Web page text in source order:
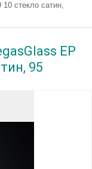
стекло сатин,
EP
95